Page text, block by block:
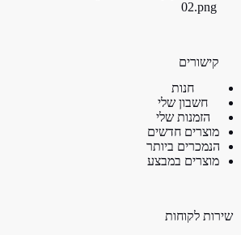
קישורים
חנות
חשבון שלי
הזמנות שלי
מוצרים חדשים
הנמכרים ביותר
מוצרים במבצע
שירות לקוחות